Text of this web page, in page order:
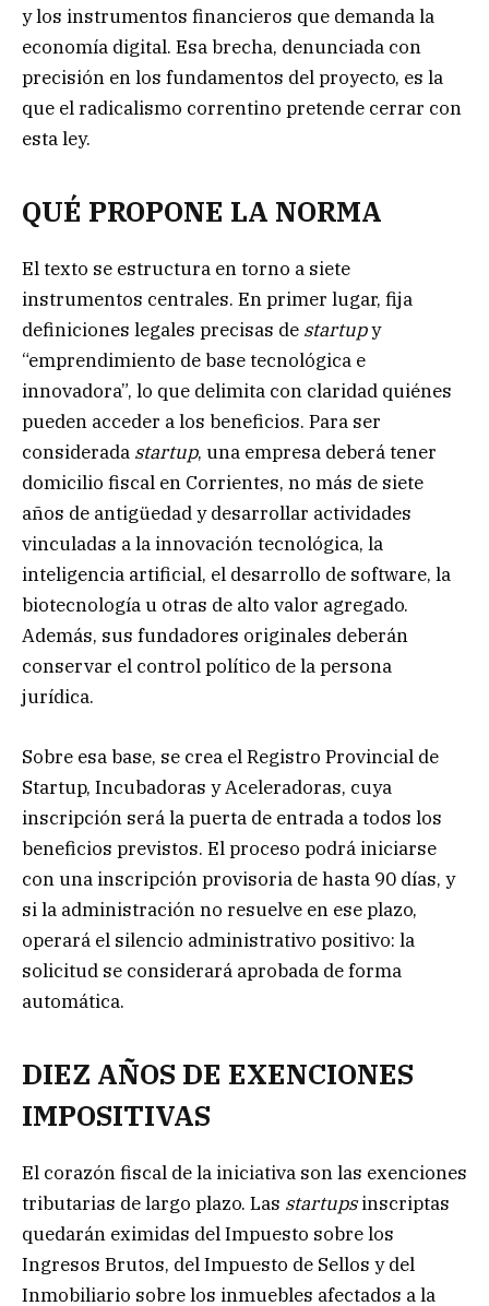
y los instrumentos financieros que demanda la
economía digital. Esa brecha, denunciada con
precisión en los fundamentos del proyecto, es la
que el radicalismo correntino pretende cerrar con
esta ley.
QUÉ PROPONE LA NORMA
El texto se estructura en torno a siete
instrumentos centrales. En primer lugar, fija
definiciones legales precisas de startupy
“emprendimiento de base tecnológica e
innovadora”, lo que delimita con claridad quiénes
pueden acceder a los beneficios. Para ser
considerada startup, una empresa deberá tener
domicilio fiscal en Corrientes, no más de siete
años de antigüedad y desarrollar actividades
vinculadas a la innovación tecnológica, la
inteligencia artificial, el desarrollo de software, la
biotecnología u otras de alto valor agregado.
Además, sus fundadores originales deberán
conservar el control político de la persona
jurídica.
Sobre esa base, se crea el Registro Provincial de
Startup, Incubadoras y Aceleradoras, cuya
inscripción será la puerta de entrada a todos los
beneficios previstos. El proceso podrá iniciarse
con una inscripción provisoria de hasta 90 días, y
si la administración no resuelve en ese plazo,
operará el silencio administrativo positivo: la
solicitud se considerará aprobada de forma
automática.
DIEZ AÑOS DE EXENCIONES
IMPOSITIVAS
El corazón fiscal de la iniciativa son las exenciones
tributarias de largo plazo. Las startupsinscriptas
quedarán eximidas del Impuesto sobre los
Ingresos Brutos, del Impuesto de Sellos y del
Inmobiliario sobre los inmuebles afectados a la